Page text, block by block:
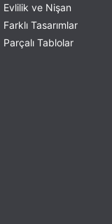
Evlilik ve Nişan
Farklı Tasarımlar
Parçalı Tablolar